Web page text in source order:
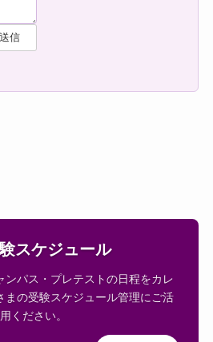
送信
スケジュール
ンパス・プレテストの日程をカレ
まの受験スケジュール管理にご活
用ください。